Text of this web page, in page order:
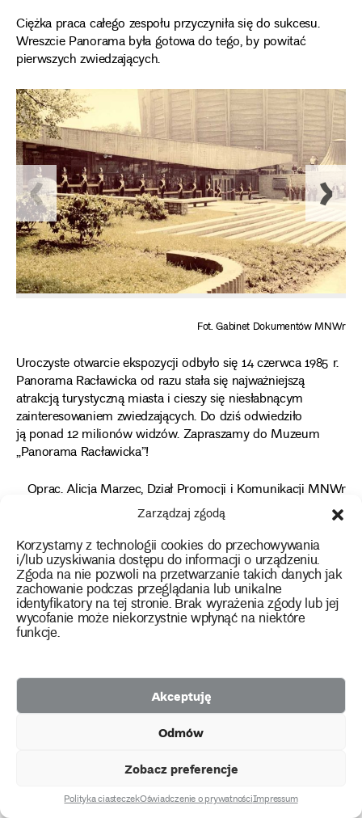
Zarządzaj zgodą
Korzystamy z technologii cookies do przechowywania
i/lub uzyskiwania dostępu do informacji o urządzeniu.
Zgoda na nie pozwoli na przetwarzanie takich danych jak
zachowanie podczas przeglądania lub unikalne
identyfikatory na tej stronie. Brak wyrażenia zgody lub jej
wycofanie może niekorzystnie wpłynąć na niektóre
funkcje.
Akceptuję
Odmów
Zobacz preferencje
Polityka ciasteczekOświadczenie o prywatnościImpressum
Ciężka praca całego zespołu przyczyniła się do sukcesu.
Wreszcie Panorama była gotowa do tego, by powitać
pierwszych zwiedzających.
Fot. Gabinet Dokumentów MNWr
Uroczyste otwarcie ekspozycji odbyło się 14 czerwca 1985 r.
Panorama Racławicka od razu stała się najważniejszą
atrakcją turystyczną miasta i cieszy się niesłabnącym
zainteresowaniem zwiedzających. Do dziś odwiedziło
ją ponad 12 milionów widzów. Zapraszamy do Muzeum
„Panorama Racławicka”!
Oprac. Alicja Marzec, Dział Promocji i Komunikacji MNWr
innych tekstów ➸
Udostępnij print
O muzeum
Użyczenia obiektów
Wydawnictwo